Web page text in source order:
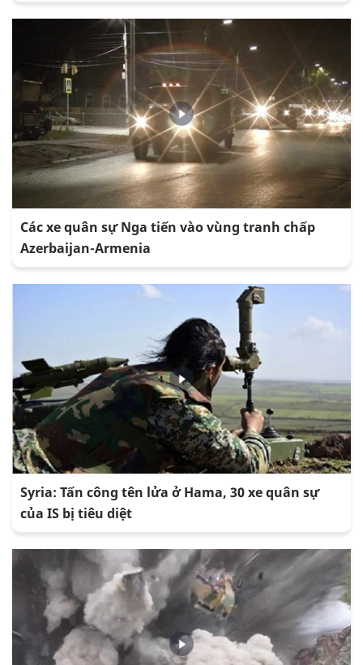
Các xe quân sự Nga tiến vào vùng tranh chấp
Azerbaijan-Armenia
Syria: Tấn công tên lửa ở Hama, 30 xe quân sự
của IS bị tiêu diệt